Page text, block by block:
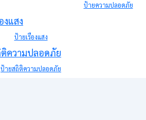
ป้ายความปลอดภัย
ป้ายเรืองแสง
ป้ายสถิติความปลอดภัย